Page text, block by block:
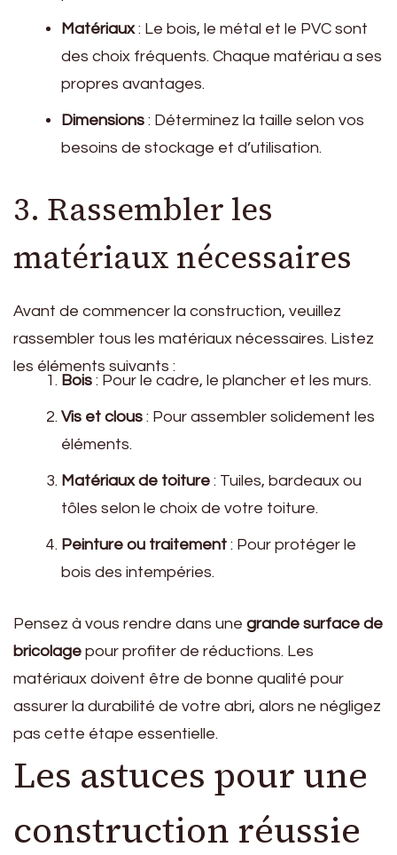
Matériaux: Le bois, le métal et le PVC sont
des choix fréquents. Chaque matériau a ses
propres avantages.
Dimensions : Déterminez la taille selon vos
besoins de stockage et d’utilisation.
3. Rassembler les
matériaux nécessaires
Avant de commencer la construction, veuillez
rassembler tous les matériaux nécessaires. Listez
les éléments suivants :
Bois : Pour le cadre, le plancher et les murs.
Vis et clous : Pour assembler solidement les
éléments.
Matériaux de toiture : Tuiles, bardeaux ou
tôles selon le choix de votre toiture.
Peinture ou traitement : Pour protéger le
bois des intempéries.
Pensez à vous rendre dans une grande surface de
bricolage pour profiter de réductions. Les
matériaux doivent être de bonne qualité pour
assurer la durabilité de votre abri, alors ne négligez
pas cette étape essentielle.
Les astuces pour une
construction réussie